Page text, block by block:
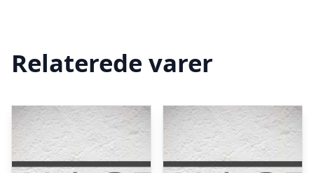
Relaterede varer